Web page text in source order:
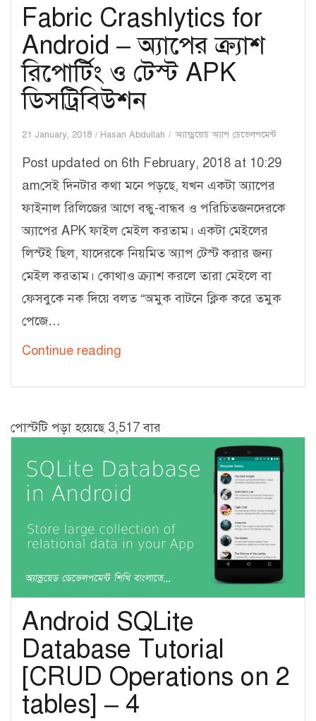
Fabric Crashlytics for
Android – অ্যাপের ক্র্যাশ
রিপোর্টিং ও টেস্ট APK
ডিসট্রিবিউশন
21 January, 2018 Hasan Abdullah অ্যান্ড্রয়েড অ্যাপ ডেভেলপমেন্ট
Post updated on 6th February, 2018 at 10:29
amসেই দিনটার কথা মনে পড়ছে, যখন একটা অ্যাপের
ফাইনাল রিলিজের আগে বন্ধু-বান্ধব ও পরিচিতজনদেরকে
অ্যাপের APK ফাইল মেইল করতাম। একটা মেইলের
লিস্টই ছিল, যাদেরকে নিয়মিত অ্যাপ টেস্ট করার জন্য
মেইল করতাম। কোথাও ক্র্যাশ করলে তারা মেইলে বা
ফেসবুকে নক দিয়ে বলত “অমুক বাটনে ক্লিক করে তমুক
পেজে…
Continue reading
–
অ্যাপের
ক্র্যাশ
ও
টেস্ট
APK
ডিসট্রিবিউশন
পোস্টটি পড়া হয়েছে 3,517 বার
Android SQLite
Database Tutorial
[CRUD Operations on 2
tables] – 4